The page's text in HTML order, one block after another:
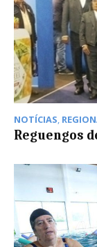
NOTÍCIAS,
Reguengos